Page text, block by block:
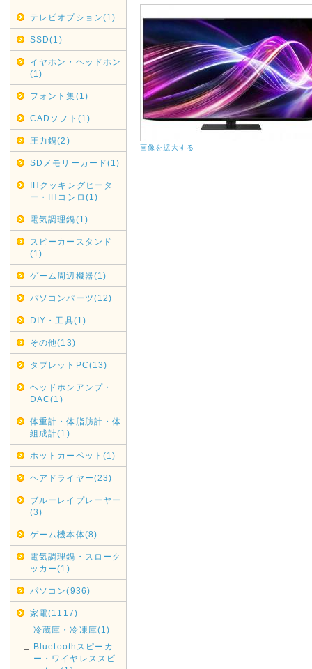
テレビオプション(1)
SSD(1)
イヤホン・ヘッドホン
(1)
フォント集(1)
CADソフト(1)
圧力鍋(2)
SDメモリーカード(1)
IHクッキングヒータ
ー・IHコンロ(1)
電気調理鍋(1)
スピーカースタンド
(1)
ゲーム周辺機器(1)
パソコンパーツ(12)
DIY・工具(1)
その他(13)
タブレットPC(13)
ヘッドホンアンプ・
DAC(1)
体重計・体脂肪計・体
組成計(1)
ホットカーペット(1)
ヘアドライヤー(23)
ブルーレイプレーヤー
(3)
ゲーム機本体(8)
電気調理鍋・スローク
ッカー(1)
パソコン(936)
家電(1117)
冷蔵庫・冷凍庫(1)
Bluetoothスピーカ
ー・ワイヤレススピ
沖縄・北海道・離島の代引
本日2020/07/16をもちまして
せていただきます。
縄・北海道・離島からのご注文
送料金負担が看過できない状況
その為上記地域からの代引きで
であしからずご了承くださいま
銀行振り込みでのご注文は受け
2020年05月01日
画像を拡大する